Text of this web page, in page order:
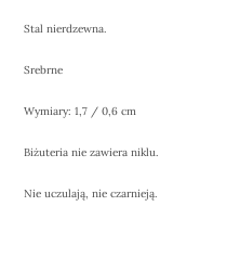
Stal nierdzewna.
Srebrne
Wymiary: 1,7 / 0,6 cm
Biżuteria nie zawiera niklu.
Nie uczulają, nie czarnieją.